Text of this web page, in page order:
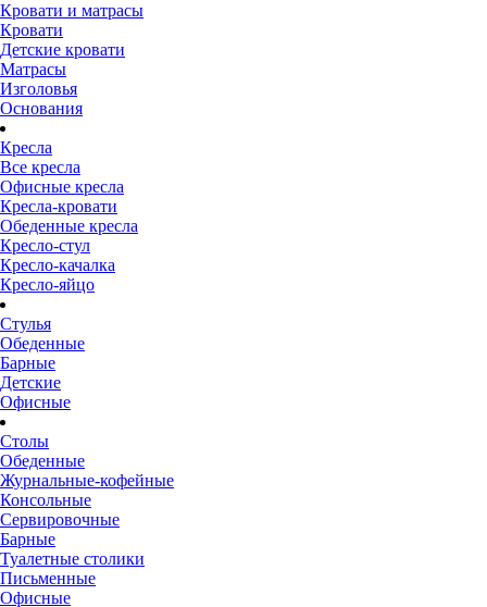
Кровати и матрасы
Кровати
Детские кровати
Матрасы
Изголовья
Основания
Кресла
Все кресла
Офисные кресла
Кресла-кровати
Обеденные кресла
Кресло-стул
Кресло-качалка
Кресло-яйцо
Стулья
Обеденные
Барные
Детские
Офисные
Столы
Обеденные
Журнальные-кофейные
Консольные
Сервировочные
Барные
Туалетные столики
Письменные
Офисные